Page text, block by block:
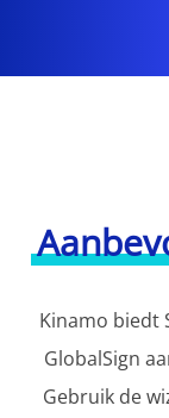
Kinamo biedt
GlobalSign
Gebruik de